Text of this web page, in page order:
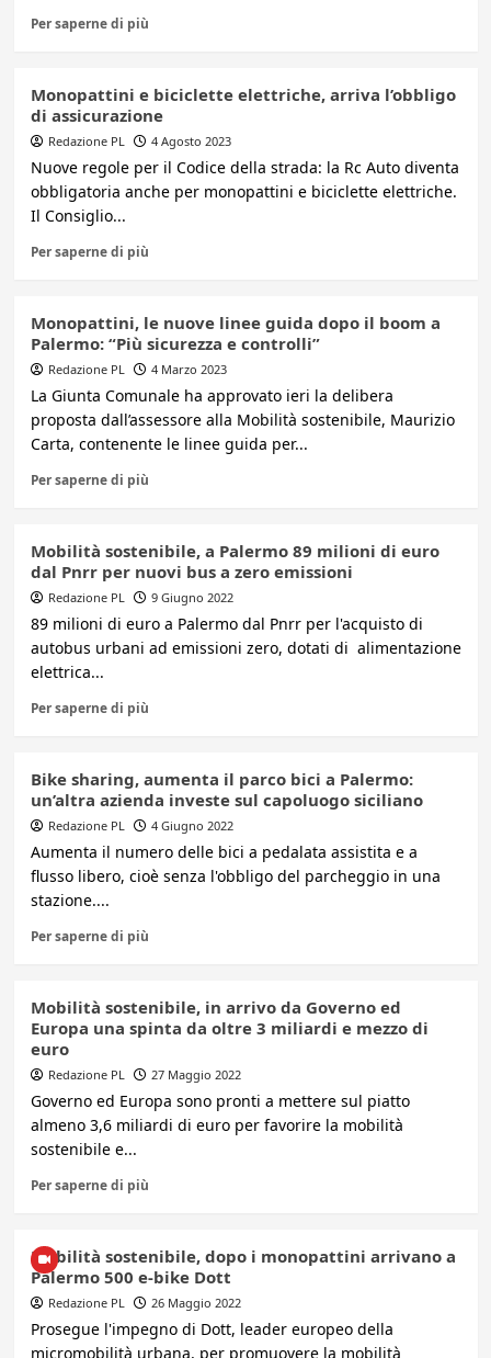
Per saperne di più
Monopattini e biciclette elettriche, arriva l’obbligo
di assicurazione
Redazione PL 4 Agosto 2023
Nuove regole per il Codice della strada: la Rc Auto diventa
obbligatoria anche per monopattini e biciclette elettriche.
Il Consiglio...
Per saperne di più
Monopattini, le nuove linee guida dopo il boom a
Palermo: “Più sicurezza e controlli”
Redazione PL 4 Marzo 2023
La Giunta Comunale ha approvato ieri la delibera
proposta dall’assessore alla Mobilità sostenibile, Maurizio
Carta, contenente le linee guida per...
Per saperne di più
Mobilità sostenibile, a Palermo 89 milioni di euro
dal Pnrr per nuovi bus a zero emissioni
Redazione PL 9 Giugno 2022
89 milioni di euro a Palermo dal Pnrr per l'acquisto di
autobus urbani ad emissioni zero, dotati di alimentazione
elettrica...
Per saperne di più
Bike sharing, aumenta il parco bici a Palermo:
un’altra azienda investe sul capoluogo siciliano
Redazione PL 4 Giugno 2022
Aumenta il numero delle bici a pedalata assistita e a
flusso libero, cioè senza l'obbligo del parcheggio in una
stazione....
Per saperne di più
Mobilità sostenibile, in arrivo da Governo ed
Europa una spinta da oltre 3 miliardi e mezzo di
euro
Redazione PL 27 Maggio 2022
Governo ed Europa sono pronti a mettere sul piatto
almeno 3,6 miliardi di euro per favorire la mobilità
sostenibile e...
Per saperne di più
Mobilità sostenibile, dopo i monopattini arrivano a
Palermo 500 e-bike Dott
Redazione PL 26 Maggio 2022
Prosegue l'impegno di Dott, leader europeo della
micromobilità urbana, per promuovere la mobilità